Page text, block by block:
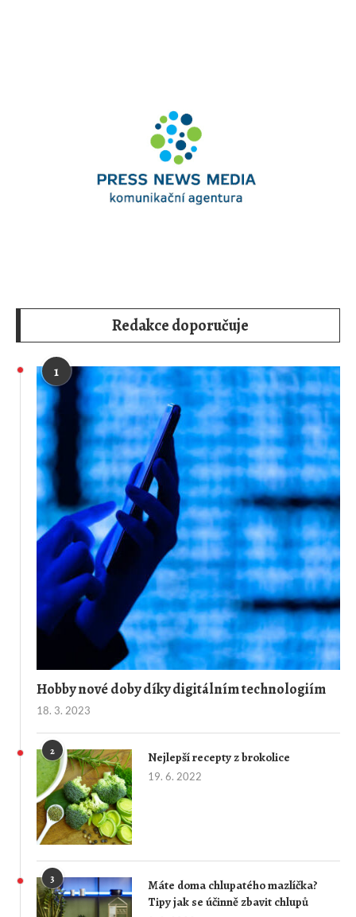
Redakce doporučuje
1
Hobby nové doby díky digitálním technologiím
18. 3. 2023
2 Nejlepší recepty z brokolice
19. 6. 2022
3
Máte doma chlupatého mazlíčka?
Tipy jak se účinně zbavit chlupů